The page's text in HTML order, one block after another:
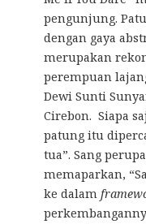
pengunjung.
dengan gaya
merupakan
perempuan
Dewi Sunti
Cirebon. Siapa
patung itu
tua”. Sang
memaparkan,
ke dalam